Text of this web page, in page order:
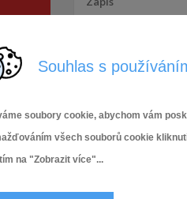
Souhlas s
soubory cookie, abychom vám
všech souborů cookie
na "Zobrazit více"...